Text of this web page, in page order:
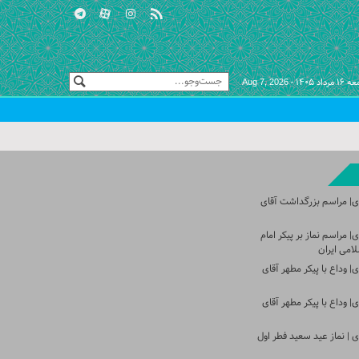
۱۴۰۵ - Aug 7, 2026
مراسم بزرگداشت آقای
مراسم نماز بر پیکر امام
ایران
وداع با پیکر مطهر آقای
وداع با پیکر مطهر آقای
| نماز عید سعید فطر اول